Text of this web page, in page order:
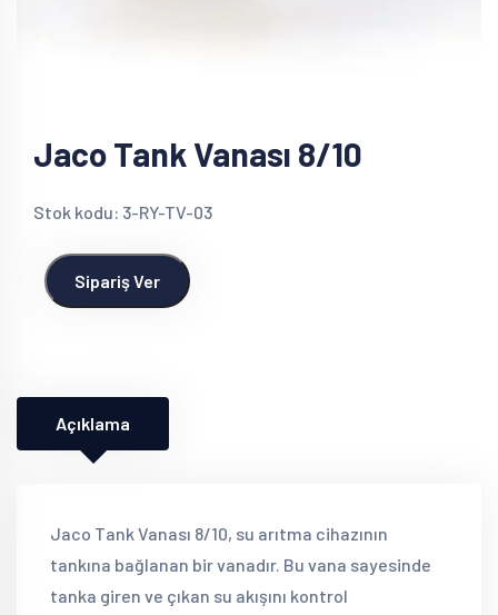
Jaco Tank Vanası 8/10
Stok kodu: 3-RY-TV-03
Sipariş Ver
Açıklama
Jaco Tank Vanası 8/10, su arıtma cihazının
tankına bağlanan bir vanadır. Bu vana sayesinde
tanka giren ve çıkan su akışını kontrol